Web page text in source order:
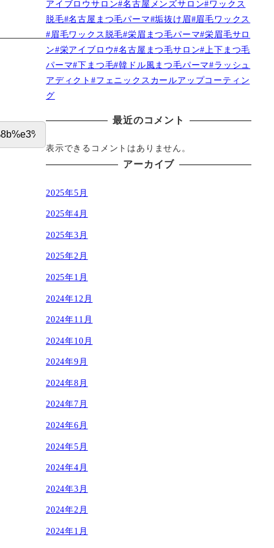
アイブロウサロン#名古屋メンズサロン#ワックス
脱毛#名古屋まつ毛パーマ#垢抜け眉#眉毛ワックス
#眉毛ワックス脱毛#栄眉まつ毛パーマ#栄眉毛サロ
ン#栄アイブロウ#名古屋まつ毛サロン#上下まつ毛
パーマ#下まつ毛#韓ドル風まつ毛パーマ#ラッシュ
アディクト#フェニックスカールアップコーティン
グ
最近のコメント
表示できるコメントはありません。
アーカイブ
2025年5月
2025年4月
2025年3月
2025年2月
2025年1月
2024年12月
2024年11月
2024年10月
2024年9月
2024年8月
2024年7月
2024年6月
2024年5月
2024年4月
2024年3月
2024年2月
2024年1月